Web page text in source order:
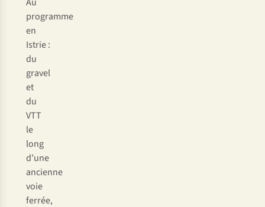
programme
en
Istrie :
du
gravel
et
du
VTT
le
long
d’une
ancienne
voie
ferrée,